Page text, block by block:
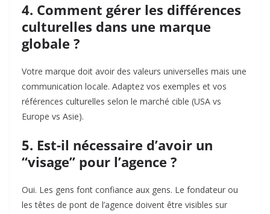
4. Comment gérer les différences
culturelles dans une marque
globale ?
Votre marque doit avoir des valeurs universelles mais une
communication locale. Adaptez vos exemples et vos
références culturelles selon le marché cible (USA vs
Europe vs Asie).
5. Est-il nécessaire d’avoir un
“visage” pour l’agence ?
Oui. Les gens font confiance aux gens. Le fondateur ou
les têtes de pont de l’agence doivent être visibles sur